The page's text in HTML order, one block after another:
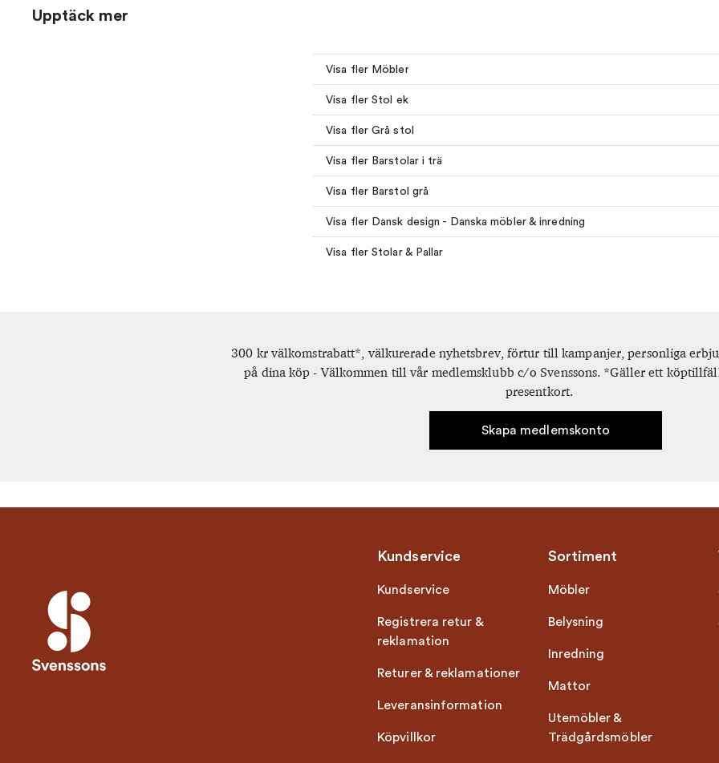
Upptäck mer
Visa fler Möbler
Visa fler Stol ek
Visa fler Grå stol
Visa fler Barstolar i trä
Visa fler Barstol grå
Visa fler Dansk design - Danska möbler & inredning
Visa fler Stolar & Pallar
300 kr välkomstrabatt*, välkurerade nyhetsbrev, förtur till kampanjer, personliga
på dina köp - Välkommen till vår medlemsklubb c/o Svenssons. *Gäller ett
presentkort.
Skapa medlemskonto
Kundservice
Kundservice
Registrera retur &
reklamation
Returer & reklamationer
Leveransinformation
Köpvillkor
Sortiment
Möbler
Belysning
Inredning
Mattor
Utemöbler &
Trädgårdsmöbler